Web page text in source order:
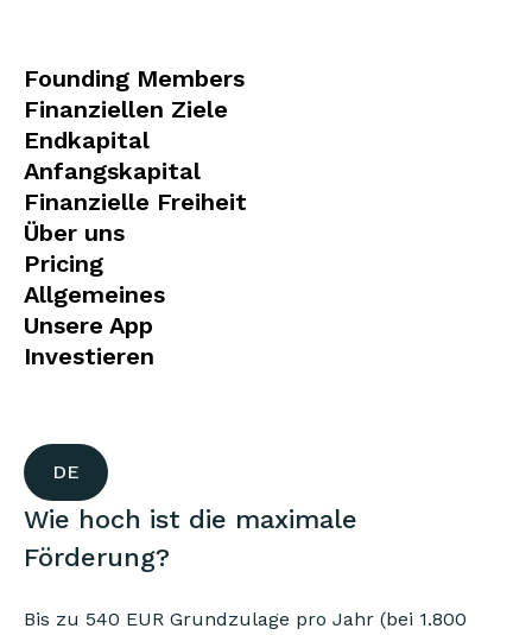
Founding Members
Finanziellen Ziele
Endkapital
Anfangskapital
Finanzielle Freiheit
Über uns
Pricing
Allgemeines
Unsere App
Investieren
DE
Wie hoch ist die maximale
Förderung?
Bis zu 540 EUR Grundzulage pro Jahr (bei 1.800